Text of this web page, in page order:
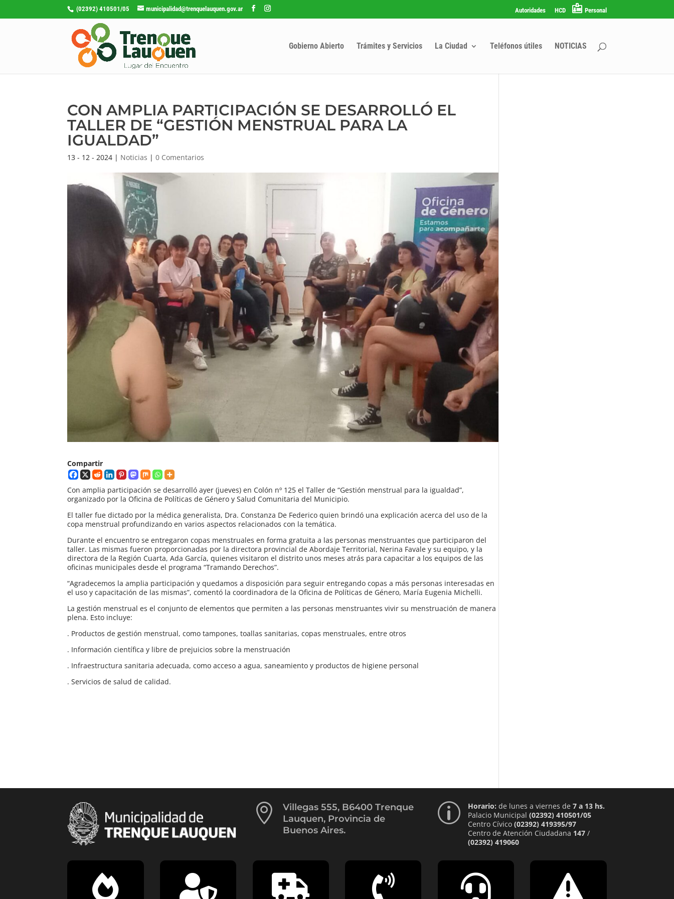
(02392) 410501/05 municipalidad@trenquelauquen.gov.ar Autoridades HCD Personal
Gobierno Abierto Trámites y Servicios La Ciudad Teléfonos útiles NOTICIAS
CON AMPLIA PARTICIPACIÓN SE DESARROLLÓ EL
TALLER DE “GESTIÓN MENSTRUAL PARA LA
IGUALDAD”
13 - 12 - 2024 | Noticias |0 Comentarios
Compartir
Con amplia participación se desarrolló ayer (jueves) en Colón nº 125 el Taller de “Gestión menstrual para la igualdad”,
organizado por la Oficina de Políticas de Género y Salud Comunitaria del Municipio.
El taller fue dictado por la médica generalista, Dra. Constanza De Federico quien brindó una explicación acerca del uso de la
copa menstrual profundizando en varios aspectos relacionados con la temática.
Durante el encuentro se entregaron copas menstruales en forma gratuita a las personas menstruantes que participaron del
taller. Las mismas fueron proporcionadas por la directora provincial de Abordaje Territorial, Nerina Favale y su equipo, y la
directora de la Región Cuarta, Ada García, quienes visitaron el distrito unos meses atrás para capacitar a los equipos de las
oficinas municipales desde el programa “Tramando Derechos”.
“Agradecemos la amplia participación y quedamos a disposición para seguir entregando copas a más personas interesadas en
el uso y capacitación de las mismas”, comentó la coordinadora de la Oficina de Políticas de Género, María Eugenia Michelli.
La gestión menstrual es el conjunto de elementos que permiten a las personas menstruantes vivir su menstruación de manera
plena. Esto incluye:
. Productos de gestión menstrual, como tampones, toallas sanitarias, copas menstruales, entre otros
. Información científica y libre de prejuicios sobre la menstruación
. Infraestructura sanitaria adecuada, como acceso a agua, saneamiento y productos de higiene personal
. Servicios de salud de calidad.

Villegas 555, B6400 Trenque
Lauquen, Provincia de
Buenos Aires.
p Horario: de lunes a viernes de 7 a 13 hs.
Palacio Municipal (02392) 410501/05
Centro Cívico (02392) 419395/97
Centro de Atención Ciudadana 147/
(02392) 419060
     